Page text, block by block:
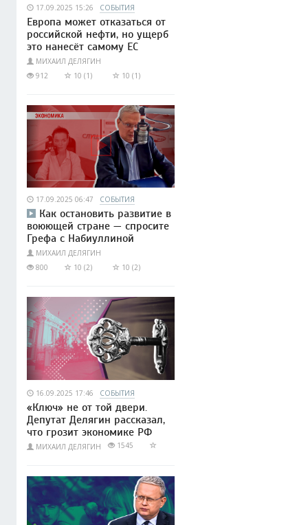
17.09.2025 15:26 СОБЫТИЯ
Европа может отказаться от
российской нефти, но ущерб
это нанесёт самому ЕС
МИХАИЛ ДЕЛЯГИН
912
10 (1) 10 (1)
17.09.2025 06:47 СОБЫТИЯ
Как остановить развитие в
воюющей стране — спросите
Грефа с Набиуллиной
МИХАИЛ ДЕЛЯГИН
800
10 (2) 10 (2)
16.09.2025 17:46 СОБЫТИЯ
«Ключ» не от той двери.
Депутат Делягин рассказал,
что грозит экономике РФ
МИХАИЛ ДЕЛЯГИН 1545